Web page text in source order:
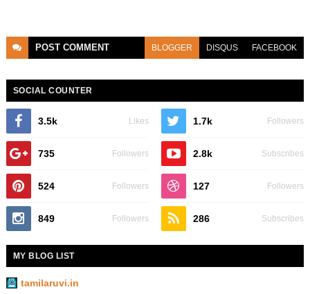
POST COMMENT BLOGGER DISQUS FACEBOOK
SOCIAL COUNTER
3.5k Likes 1.7k Followers
735 Followers 2.8k Subscribes
524 Followers 127 Followers
849 Followers 286 Subscribes
MY BLOG LIST
tamilaruvi.in